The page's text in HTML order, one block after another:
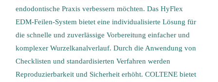
endodontische Praxis verbessern möchten. Das HyFlex
EDM-Feilen-System bietet eine individualisierte Lösung für
die schnelle und zuverlässige Vorbereitung einfacher und
komplexer Wurzelkanalverlauf. Durch die Anwendung von
Checklisten und standardisierten Verfahren werden
Reproduzierbarkeit und Sicherheit erhöht. COLTENE bietet